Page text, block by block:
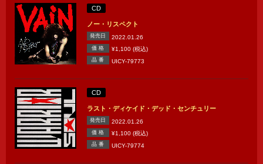
CD
ノー・リスペクト
発売日 2022.01.26
価 格 ¥1,100 (税込)
品 番 UICY-79773
CD
ラスト・ディケイド・デッド・センチュリー
発売日 2022.01.26
価 格 ¥1,100 (税込)
品 番 UICY-79774